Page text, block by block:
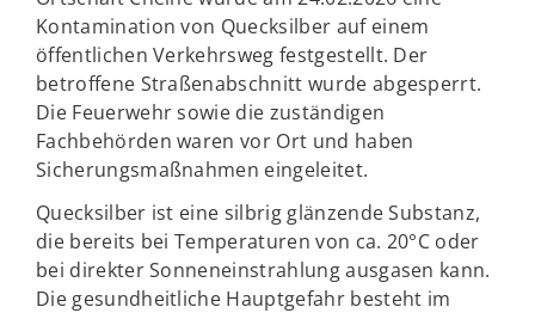
Kontamination von Quecksilber auf einem
öffentlichen Verkehrsweg festgestellt. Der
betroffene Straßenabschnitt wurde abgesperrt.
Die Feuerwehr sowie die zuständigen
Fachbehörden waren vor Ort und haben
Sicherungsmaßnahmen eingeleitet.
Quecksilber ist eine silbrig glänzende Substanz,
die bereits bei Temperaturen von ca. 20°C oder
bei direkter Sonneneinstrahlung ausgasen kann.
Die gesundheitliche Hauptgefahr besteht im